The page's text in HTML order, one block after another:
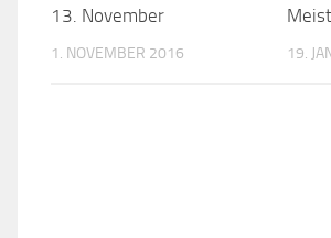
13. November
1. NOVEMBER 2016 19.